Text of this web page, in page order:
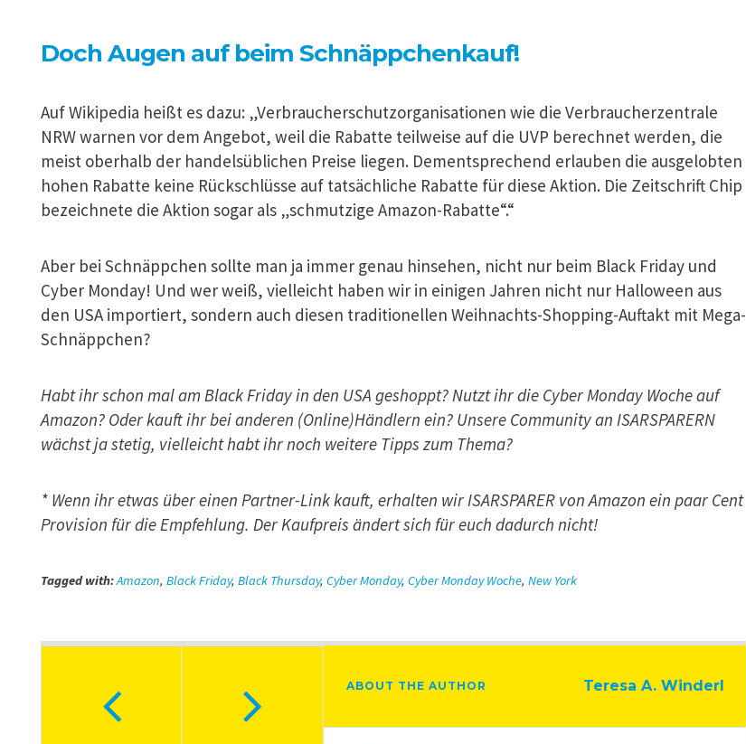
Doch Augen auf beim Schnäppchenkauf!
Auf Wikipedia heißt es dazu: „Verbraucherschutzorganisationen wie die Verbraucherzentrale
NRW warnen vor dem Angebot, weil die Rabatte teilweise auf die UVP berechnet werden, die
meist oberhalb der handelsüblichen Preise liegen. Dementsprechend erlauben die ausgelobten
hohen Rabatte keine Rückschlüsse auf tatsächliche Rabatte für diese Aktion. Die Zeitschrift Chip
bezeichnete die Aktion sogar als „schmutzige Amazon-Rabatte“.“
Aber bei Schnäppchen sollte man ja immer genau hinsehen, nicht nur beim Black Friday und
Cyber Monday! Und wer weiß, vielleicht haben wir in einigen Jahren nicht nur Halloween aus
den USA importiert, sondern auch diesen traditionellen Weihnachts-Shopping-Auftakt mit Mega-
Schnäppchen?
Habt ihr schon mal am Black Friday in den USA geshoppt? Nutzt ihr die Cyber Monday Woche auf
Amazon? Oder kauft ihr bei anderen (Online)Händlern ein? Unsere Community an ISARSPARERN
wächst ja stetig, vielleicht habt ihr noch weitere Tipps zum Thema?
* Wenn ihr etwas über einen Partner-Link kauft, erhalten wir ISARSPARER von Amazon ein paar Cent
Provision für die Empfehlung. Der Kaufpreis ändert sich für euch dadurch nicht!
Tagged with:Amazon, Black Friday, Black Thursday, Cyber Monday, Cyber Monday Woche, New York
ABOUT THE AUTHOR Teresa A. Winderl